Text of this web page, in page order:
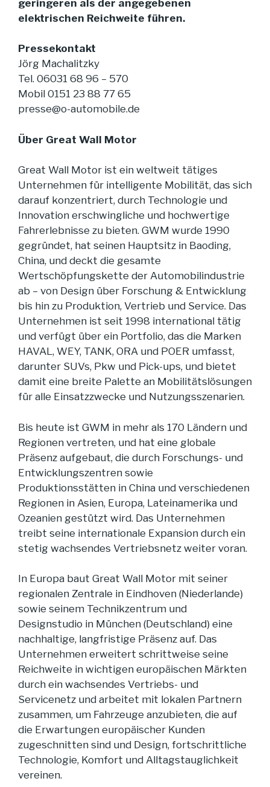
geringeren als der angegebenen
elektrischen Reichweite führen.
Pressekontakt
Jörg Machalitzky
Tel. 06031 68 96 – 570
Mobil 0151 23 88 77 65
presse@o-automobile.de
Über Great Wall Motor
Great Wall Motor ist ein weltweit tätiges
Unternehmen für intelligente Mobilität, das sich
darauf konzentriert, durch Technologie und
Innovation erschwingliche und hochwertige
Fahrerlebnisse zu bieten. GWM wurde 1990
gegründet, hat seinen Hauptsitz in Baoding,
China, und deckt die gesamte
Wertschöpfungskette der Automobilindustrie
ab – von Design über Forschung & Entwicklung
bis hin zu Produktion, Vertrieb und Service. Das
Unternehmen ist seit 1998 international tätig
und verfügt über ein Portfolio, das die Marken
HAVAL, WEY, TANK, ORA und POER umfasst,
darunter SUVs, Pkw und Pick-ups, und bietet
damit eine breite Palette an Mobilitätslösungen
für alle Einsatzzwecke und Nutzungsszenarien.
Bis heute ist GWM in mehr als 170 Ländern und
Regionen vertreten, und hat eine globale
Präsenz aufgebaut, die durch Forschungs- und
Entwicklungszentren sowie
Produktionsstätten in China und verschiedenen
Regionen in Asien, Europa, Lateinamerika und
Ozeanien gestützt wird. Das Unternehmen
treibt seine internationale Expansion durch ein
stetig wachsendes Vertriebsnetz weiter voran.
In Europa baut Great Wall Motor mit seiner
regionalen Zentrale in Eindhoven (Niederlande)
sowie seinem Technikzentrum und
Designstudio in München (Deutschland) eine
nachhaltige, langfristige Präsenz auf. Das
Unternehmen erweitert schrittweise seine
Reichweite in wichtigen europäischen Märkten
durch ein wachsendes Vertriebs- und
Servicenetz und arbeitet mit lokalen Partnern
zusammen, um Fahrzeuge anzubieten, die auf
die Erwartungen europäischer Kunden
zugeschnitten sind und Design, fortschrittliche
Technologie, Komfort und Alltagstauglichkeit
vereinen.